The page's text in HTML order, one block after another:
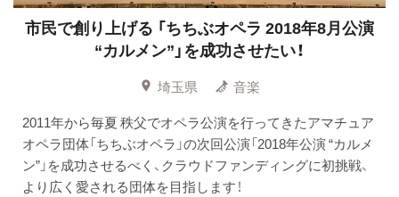
市民で創り上げる 「ちちぶオペラ 2018年8月公演
“カルメン”」を成功させたい！
埼玉県
音楽
2011年から毎夏 秩父でオペラ公演を行ってきたアマチュア
オペラ団体「ちちぶオペラ」の次回公演「2018年公演 “カルメ
ン”」を成功させるべく、クラウドファンディングに初挑戦、
より広く愛される団体を目指します！